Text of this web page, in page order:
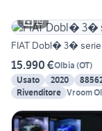
19
FIAT Dobl� 3� serie
15.990 €Olbia (OT)
Usato
2020
Rivenditore Vroom